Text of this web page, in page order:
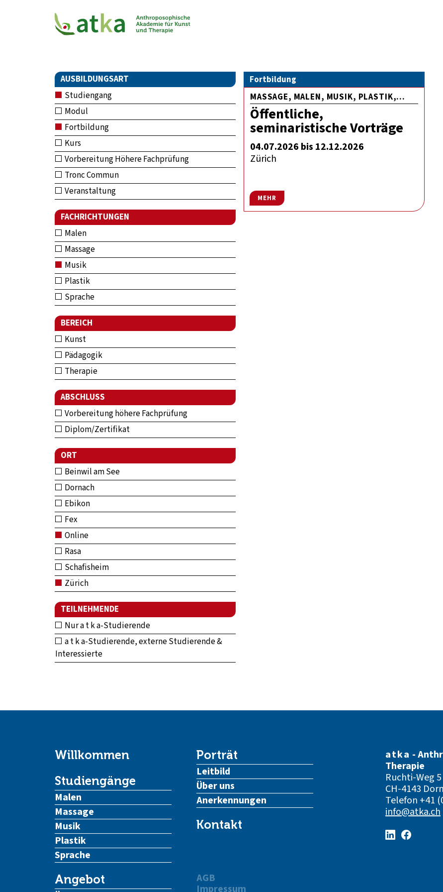
AUSBILDUNGSART
Studiengang
Modul
Fortbildung
Kurs
Vorbereitung Höhere Fachprüfung
Tronc Commun
Veranstaltung
FACHRICHTUNGEN
Malen
Massage
Musik
Plastik
Sprache
BEREICH
Kunst
Pädagogik
Therapie
ABSCHLUSS
Vorbereitung höhere Fachprüfung
Diplom/Zertifikat
ORT
Beinwil am See
Dornach
Ebikon
Fex
Online
Rasa
Schafisheim
Zürich
TEILNEHMENDE
Nur a t k a-Studierende
a t k a-Studierende, externe Studierende &
Interessierte
Fortbildung
MASSAGE, MALEN, MUSIK, PLASTIK,...
Öffentliche,
seminaristische Vorträge
04.07.2026 bis 12.12.2026
Zürich
MEHR
Willkommen
Studiengänge
Malen
Massage
Musik
Plastik
Sprache
Angebot
Porträt
Leitbild
Über uns
Anerkennungen
Kontakt
AGB
Impressum
atka -
Therapie
Ruchti-Weg 5
CH-4143
Telefon +41
info@atka.ch